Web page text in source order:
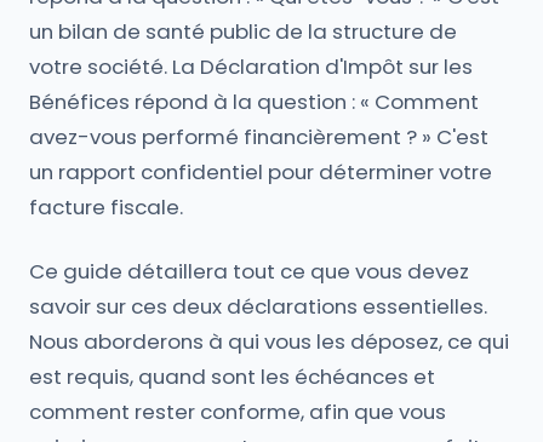
un bilan de santé public de la structure de
votre société. La Déclaration d'Impôt sur les
Bénéfices répond à la question : « Comment
avez-vous performé financièrement ? » C'est
un rapport confidentiel pour déterminer votre
facture fiscale.
Ce guide détaillera tout ce que vous devez
savoir sur ces deux déclarations essentielles.
Nous aborderons à qui vous les déposez, ce qui
est requis, quand sont les échéances et
comment rester conforme, afin que vous